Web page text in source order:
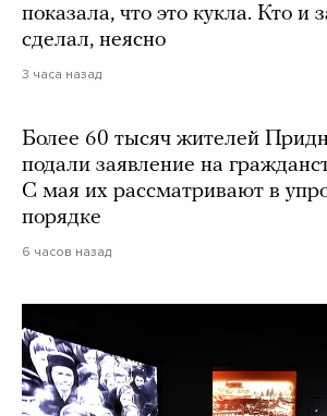
показала, что это кукла. Кто и
сделал, неясно
3 часа назад
Более 60 тысяч жителей
подали заявление на
С мая их рассматривают в
порядке
6 часов назад